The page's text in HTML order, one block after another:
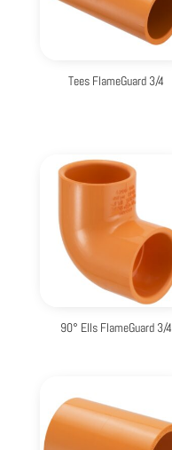
Tees FlameGuard 3/4
90° Ells FlameGuard 3/4